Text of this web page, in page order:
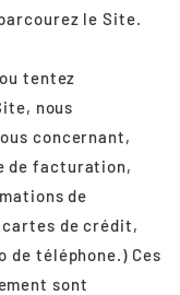
le Site.
tentez
nous
concernant,
de facturation,
de
cartes de crédit,
de téléphone.) Ces
sont